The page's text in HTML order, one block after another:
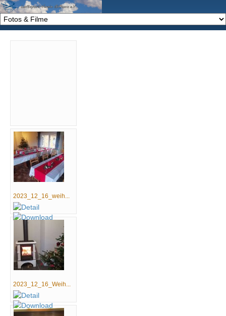
2023_12_16_weih...
2023_12_16_Weih...